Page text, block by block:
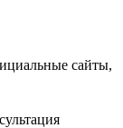
сайты,